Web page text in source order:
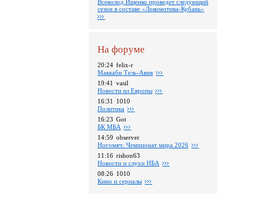
Всеволод Ищенко проведет следующий
сезон в составе «Локомотива-Кубань»
На форуме
20:24 felix-r
Маккаби Тель-Авив
19:41 vasil
Новости из Европы
16:31
1010
Политика
16:23 Got
БК МБА
14:59 observer
Ногомяч: Чемпионат мира 2026
11:16 rishon63
Новости и слухи НБА
08:26 1010
Кино и сериалы